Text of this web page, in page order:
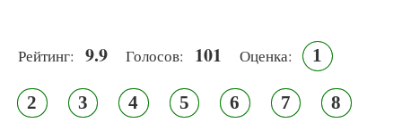
Рейтинг: 9.9 Голосов: 101 Оценка: 1
2 3 4 5 6 7 8